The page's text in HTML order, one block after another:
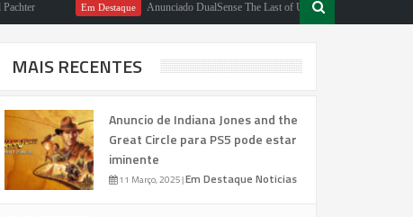
Em Destaque Anunciado DualSense The Last of Us Limited Edition
MAIS RECENTES
Anuncio de Indiana Jones and the
Great Circle para PS5 pode estar
iminente
11 Março, 2025|Em Destaque Noticias